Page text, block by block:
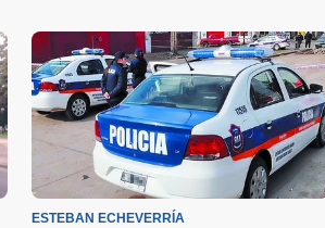
ESTEBAN ECHEVERRÍA